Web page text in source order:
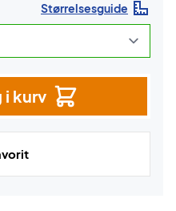
Størrelsesguide
kurv